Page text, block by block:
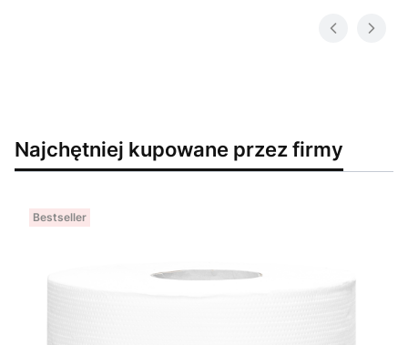
Najchętniej kupowane przez firmy
Bestseller